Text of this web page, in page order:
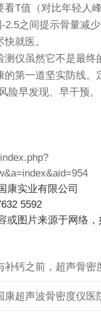
看T值（对比年轻人
2.5之间提示骨量减
就医。
测仪虽然它不是最终
的第一道坚实防线。
险早发现、早干预。
康实业有限公司
5592
或图片来源于网络